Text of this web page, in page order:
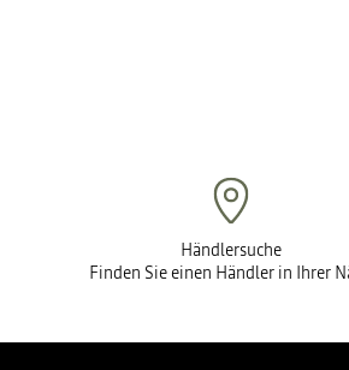
Händlersuche
Finden Sie einen Händler in Ihrer